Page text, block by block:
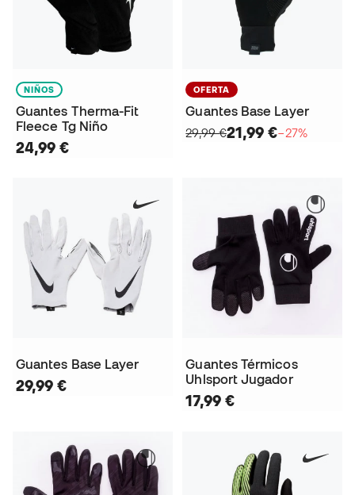
NIÑOS
Guantes Therma-Fit
Fleece Tg Niño
24,99 €
OFERTA
Guantes Base Layer
29,99 €21,99 €−27%
Guantes Base Layer
29,99 €
Guantes Térmicos
Uhlsport Jugador
17,99 €